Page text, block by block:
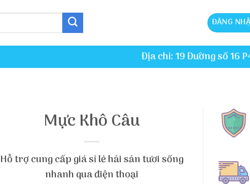
ĐĂNG
Địa chỉ: 19 Đường số 16
Mực Khô Câu
Hỗ trợ cung cấp giá sỉ lẻ hải sản tươi sống
nhanh qua điện thoại